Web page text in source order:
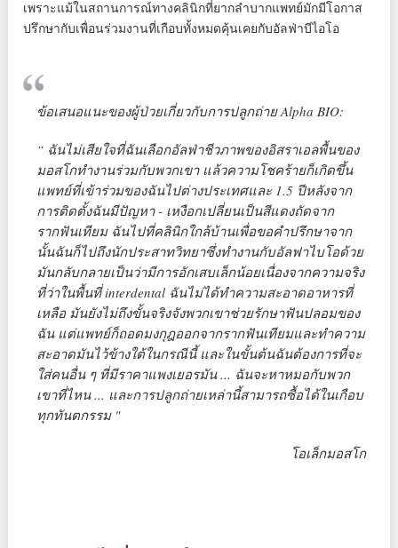
เพราะแม้ในสถานการณ์ทางคลินิกที่ยากลำบากแพทย์มักมีโอกาส
ปรึกษากับเพื่อนร่วมงานที่เกือบทั้งหมดคุ้นเคยกับอัลฟ่าบีไอโอ
ข้อเสนอแนะของผู้ป่วยเกี่ยวกับการปลูกถ่าย Alpha BIO:
“ ฉันไม่เสียใจที่ฉันเลือกอัลฟ่าชีวภาพของอิสราเอลพื้นของ
มอสโกทำงานร่วมกับพวกเขา แล้วความโชคร้ายก็เกิดขึ้น
แพทย์ที่เข้าร่วมของฉันไปต่างประเทศและ 1.5 ปีหลังจาก
การติดตั้งฉันมีปัญหา - เหงือกเปลี่ยนเป็นสีแดงถัดจาก
รากฟันเทียม ฉันไปที่คลินิกใกล้บ้านเพื่อขอคำปรึกษาจาก
นั้นฉันก็ไปถึงนักประสาทวิทยาซึ่งทำงานกับอัลฟาไบโอด้วย
มันกลับกลายเป็นว่ามีการอักเสบเล็กน้อยเนื่องจากความจริง
ที่ว่าในพื้นที่ interdental ฉันไม่ได้ทำความสะอาดอาหารที่
เหลือ มันยังไม่ถึงขั้นจริงจังพวกเขาช่วยรักษาฟันปลอมของ
ฉัน แต่แพทย์ก็ถอดมงกุฎออกจากรากฟันเทียมและทำความ
สะอาดมันไว้ข้างใต้ในกรณีนี้ และในขั้นต้นฉันต้องการที่จะ
ใส่คนอื่น ๆ ที่มีราคาแพงเยอรมัน ... ฉันจะหาหมอกับพวก
เขาที่ไหน ... และการปลูกถ่ายเหล่านี้สามารถซื้อได้ในเกือบ
ทุกทันตกรรม "
โอเล็กมอสโก